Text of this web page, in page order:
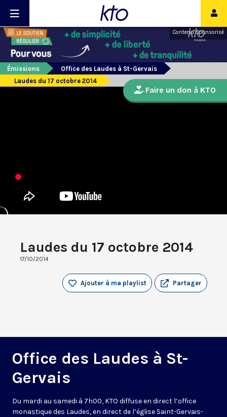
Contenu sponsorisé
Émissions
Office des Laudes à St-Gervais
Laudes du 17 octobre 2014
Laudes du 17 octobre 2014
17/10/2014
Partager
Ajouter à ma playlist
Office des Laudes à St-
Gervais
Du mardi au samedi à 7h00, KTO diffuse en direct l’office
monastique des Laudes, en direct de l’église Saint-Gervais-
Faire un don à KTO